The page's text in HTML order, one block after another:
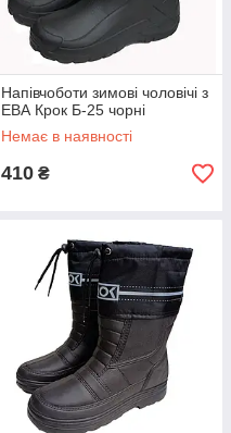
Напівчоботи зимові чоловічі з
ЕВА Крок Б-25 чорні
Немає в наявності
410 ₴